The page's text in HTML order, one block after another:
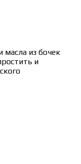
из бочек
и